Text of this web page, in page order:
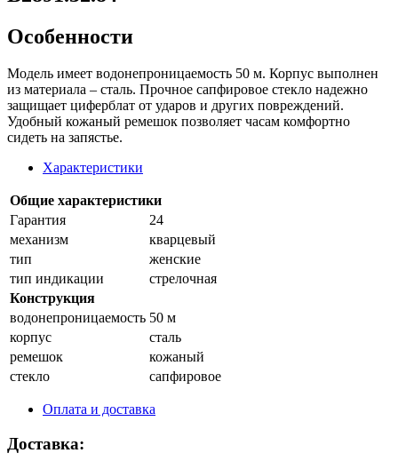
Особенности
Модель имеет водонепроницаемость 50 м. Корпус выполнен
из материала – сталь. Прочное сапфировое стекло надежно
защищает циферблат от ударов и других повреждений.
Удобный кожаный ремешок позволяет часам комфортно
сидеть на запястье.
Характеристики
Общие характеристики
Гарантия
24
механизм
кварцевый
тип
женские
тип индикации
стрелочная
Конструкция
водонепроницаемость 50 м
корпус
сталь
ремешок
кожаный
стекло
сапфировое
Оплата и доставка
Доставка: